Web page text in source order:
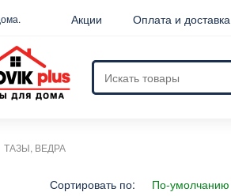
Акции Оплата и доставка
ТАЗЫ, ВЕДРА
Сортировать по: